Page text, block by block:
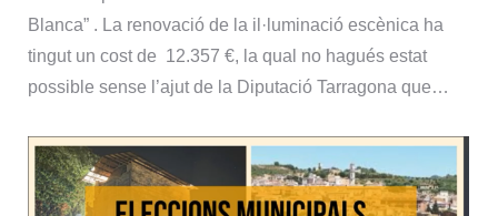
Blanca” . La renovació de la il·luminació escènica ha
tingut un cost de 12.357 €, la qual no hagués estat
possible sense l’ajut de la Diputació Tarragona que…